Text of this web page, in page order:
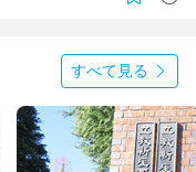
すべて見る